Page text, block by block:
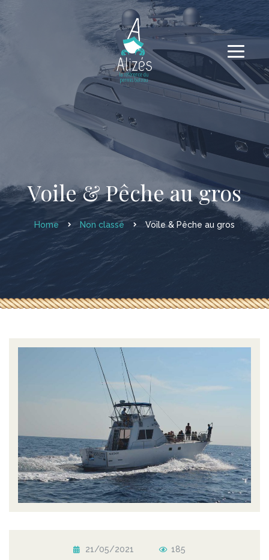
Voile & Pêche au gros
Home Non classé Voile & Pêche au gros
21/05/2021 185